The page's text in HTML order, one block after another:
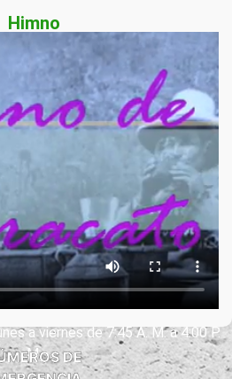
Himno
a viernes de 7:45 A. M. a 4:00 P.
M.
DE